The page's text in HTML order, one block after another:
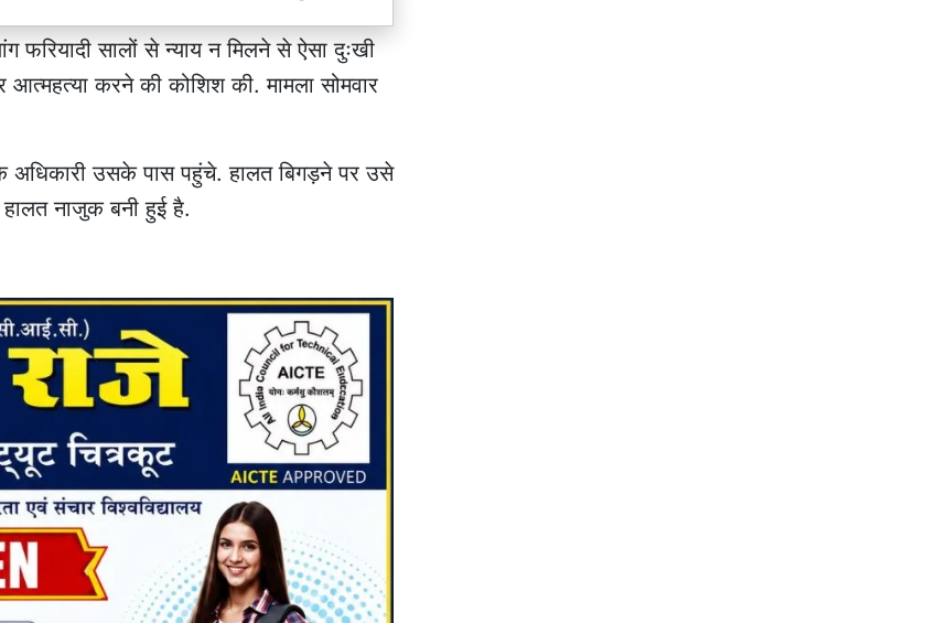
फरियादी सालों से न्याय न मिलने से ऐसा दुःखी
करने की कोशिश की. मामला सोमवार
उसके पास पहुंचे. हालत बिगड़ने पर उसे
नाजुक बनी हुई है.